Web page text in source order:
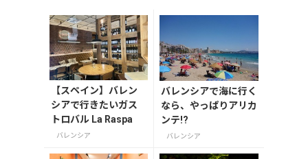
【スペイン】バレン
シアで行きたいガス
トロバル La Raspa
バレンシア
バレンシアで海に行く
なら、やっぱりアリカ
ンテ!?
バレンシア